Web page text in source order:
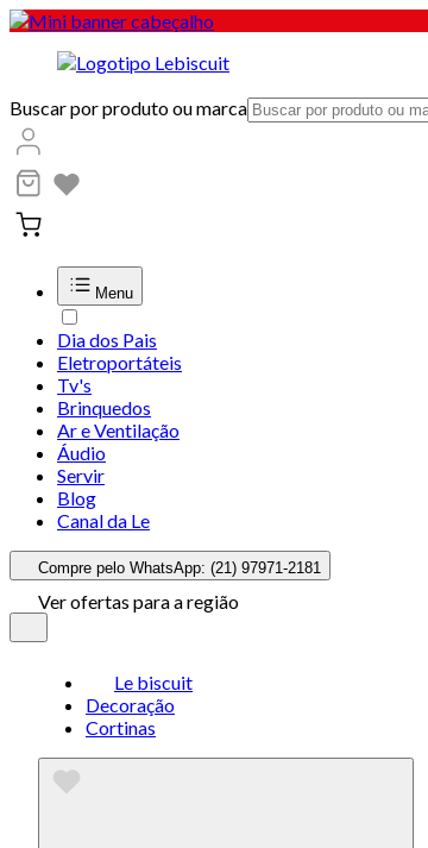
Buscar por produto ou marca
Menu
Dia dos Pais
Eletroportáteis
Tv's
Brinquedos
Ar e Ventilação
Áudio
Servir
Blog
Canal da Le
Compre pelo WhatsApp: (21) 97971-2181
Ver ofertas para a região
Le biscuit
Decoração
Cortinas